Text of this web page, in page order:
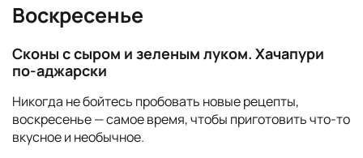
Воскресенье
Сконы с сыром и зеленым луком. Хачапури
по-аджарски
Никогда не бойтесь пробовать новые рецепты,
воскресенье — самое время, чтобы приготовить что-то
вкусное и необычное.